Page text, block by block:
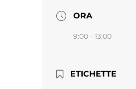
ORA
9:00 - 13:00
ETICHETTE